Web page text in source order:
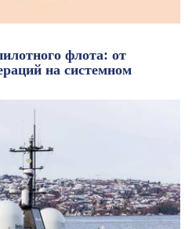
флота: от
на системном